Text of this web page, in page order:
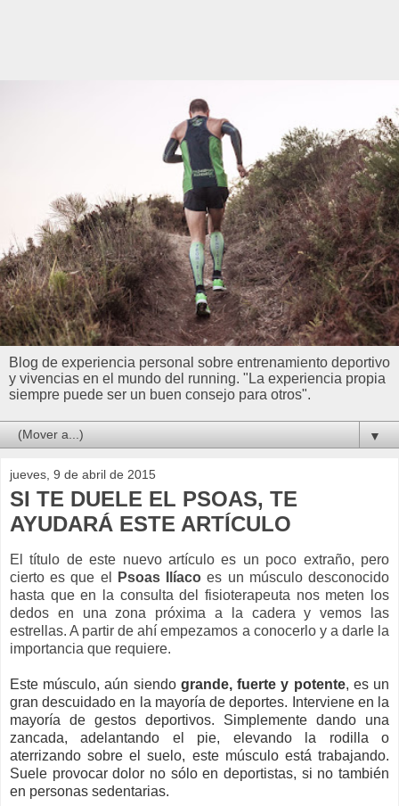
Blog de experiencia personal sobre entrenamiento deportivo
y vivencias en el mundo del running. "La experiencia propia
siempre puede ser un buen consejo para otros".
▼
jueves, 9 de abril de 2015
SI TE DUELE EL PSOAS, TE
AYUDARÁ ESTE ARTÍCULO
El título de este nuevo artículo es un poco extraño, pero
cierto es que el
Psoas Ilíaco es un músculo desconocido
hasta que en la consulta del fisioterapeuta nos meten los
dedos en una zona próxima a la cadera y vemos las
estrellas. A partir de ahí empezamos a conocerlo y a darle la
importancia que requiere.
Este músculo, aún siendogrande, fuerte y potente, es un
gran descuidado en la mayoría de deportes. I nterviene en la
mayoría de gestos deportivos. Simplemente dando una
zancada, adelantando el pie, elevando la rodilla o
aterrizando sobre el suelo, este músculo está trabajando.
Suele provocar dolor no sólo en deportistas, si no también
en personas sedentarias.